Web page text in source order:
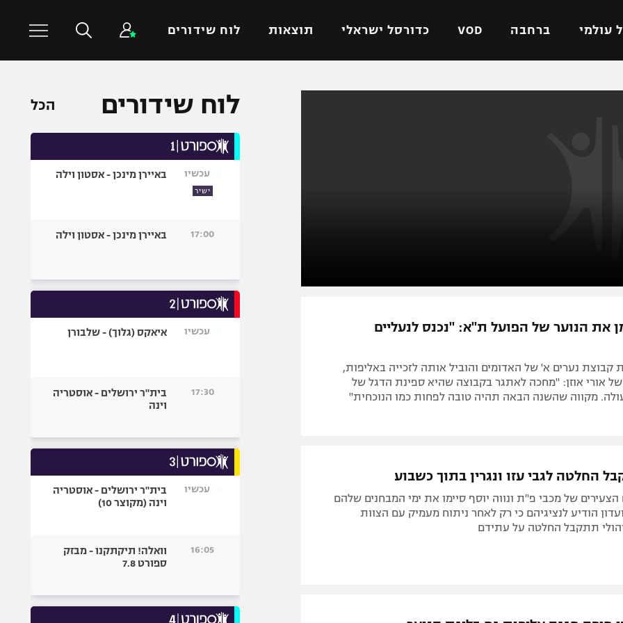
עולמי ברחבה VOD כדורסל ישראלי תוצאות לוח שידורים
אביב
באר שבע
ליגה סינית
ליגות נוספות
כדורסל עולמי ענפים נוספים
כדורעף
אגרוף
UFC
היאבקות WWE
פוטבול אמריקאי NFL
בייסבול MLB
אומנויות לחימה
גיימינג E-Sports
את הנוער של הפועל ת"א: "נכנס לנעליים
קבוצת נערים א' של האדומים והוביל אותה לזכייה באליפות,
של אורי אוזן: "מחכה לאתגר בקבוצה שהיא ספינת הדגל של
מקווה שהשנה הבאה תהיה טובה לפחות כמו הנוכחית"
החלטה לגבי עזו ונגרין בתוך כשבוע
של מכבי פ"ת ונווה יוסף סיימו את ימי המבחנים שלהם
הודיע לנציגיהם כי רק לאחר ניתוח מעמיק עם הצוות
תתקבל החלטה על עתידם
לוח שידורים הכל
עכשיו
ישיר
באיירן מינכן - אסטון וילה
17:00 באיירן מינכן - אסטון וילה
עכשיו איאקס (גלוך) - שלבורן
17:30
בית"ר ירושלים - אוסטריה
וינה
עכשיו
בית"ר ירושלים - אוסטריה
וינה (מקוצר 10)
16:05
וואלה! תיקתקנו - מבזק
ספורט 7.8